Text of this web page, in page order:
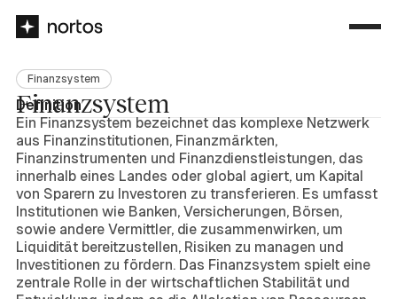
Finanzsystem
Finanzsystem
Definition
Ein Finanzsystem bezeichnet das komplexe Netzwerk
aus Finanzinstitutionen, Finanzmärkten,
Finanzinstrumenten und Finanzdienstleistungen, das
innerhalb eines Landes oder global agiert, um Kapital
von Sparern zu Investoren zu transferieren. Es umfasst
Institutionen wie Banken, Versicherungen, Börsen,
sowie andere Vermittler, die zusammenwirken, um
Liquidität bereitzustellen, Risiken zu managen und
Investitionen zu fördern. Das Finanzsystem spielt eine
zentrale Rolle in der wirtschaftlichen Stabilität und